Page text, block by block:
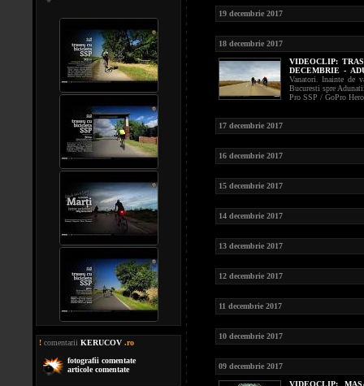
! comentarii KERUCOV .ro
fotografii comentate
articole comentate
19 decembrie 2017
18 decembrie 2017
VIDEOCLIP:
DECEMBRIE -
Vanatori. Inainte de
Bucuresti spre
Pro SSP / GoPro
17 decembrie 2017
16 decembrie 2017
15 decembrie 2017
14 decembrie 2017
13 decembrie 2017
12 decembrie 2017
11 decembrie 2017
10 decembrie 2017
09 decembrie 2017
VIDEOCLIP: